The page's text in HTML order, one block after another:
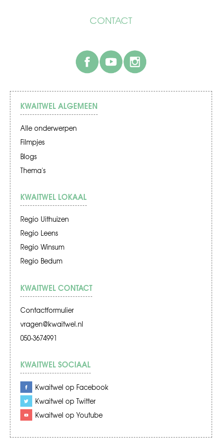
CONTACT
facebook
KWAITWEL ALGEMEEN
Alle onderwerpen
Filmpjes
Blogs
Thema's
KWAITWEL LOKAAL
Regio Uithuizen
Regio Leens
Regio Winsum
Regio Bedum
KWAITWEL CONTACT
Contactformulier
vragen@kwaitwel.nl
050-3674991
KWAITWEL SOCIAAL
Kwaitwel op Facebook
Kwaitwel op Twitter
Kwaitwel op Youtube